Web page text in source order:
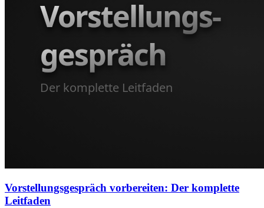
Vorstellungsgespräch vorbereiten: Der komplette
Leitfaden